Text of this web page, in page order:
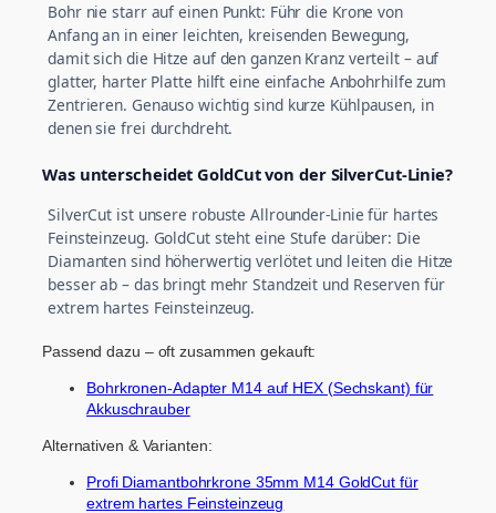
Bohr nie starr auf einen Punkt: Führ die Krone von
Anfang an in einer leichten, kreisenden Bewegung,
damit sich die Hitze auf den ganzen Kranz verteilt – auf
glatter, harter Platte hilft eine einfache Anbohrhilfe zum
Zentrieren. Genauso wichtig sind kurze Kühlpausen, in
denen sie frei durchdreht.
Was unterscheidet GoldCut von der SilverCut-Linie?
SilverCut ist unsere robuste Allrounder-Linie für hartes
Feinsteinzeug. GoldCut steht eine Stufe darüber: Die
Diamanten sind höherwertig verlötet und leiten die Hitze
besser ab – das bringt mehr Standzeit und Reserven für
extrem hartes Feinsteinzeug.
Passend dazu – oft zusammen gekauft:
Bohrkronen-Adapter M14 auf HEX (Sechskant) für
Akkuschrauber
Alternativen & Varianten:
Profi Diamantbohrkrone 35mm M14 GoldCut für
extrem hartes Feinsteinzeug